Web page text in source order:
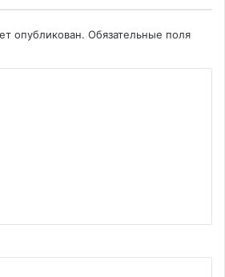
опубликован. Обязательные поля